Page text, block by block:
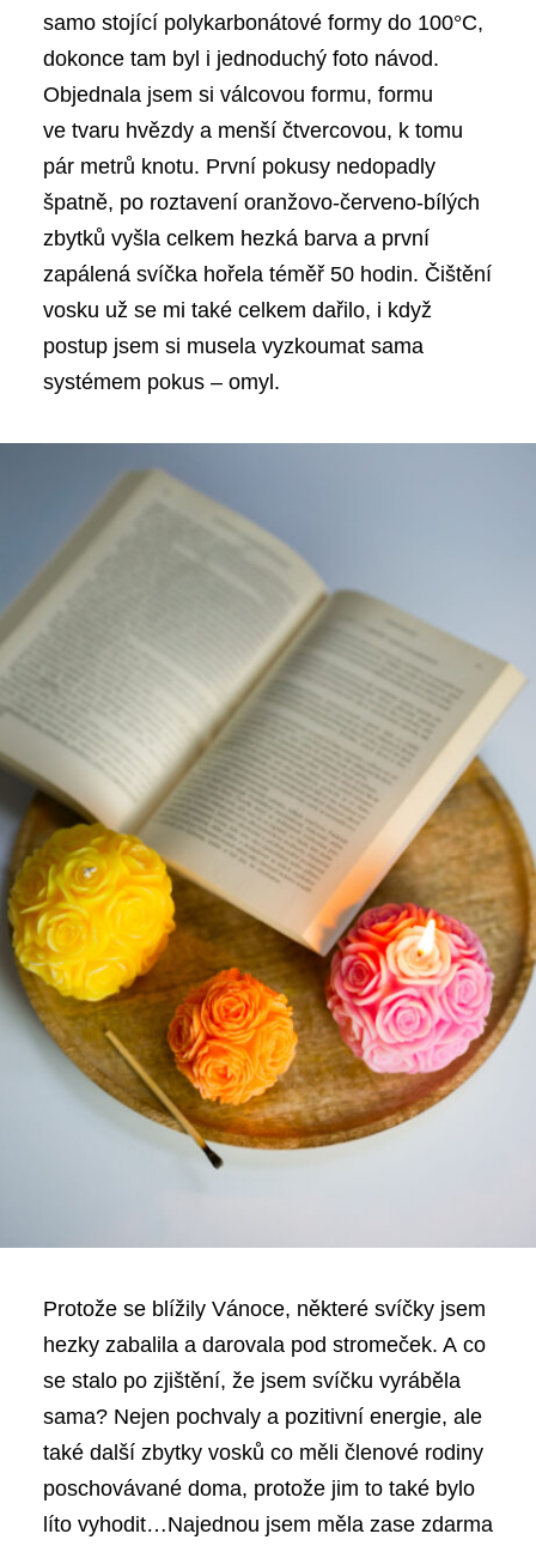
samo stojící polykarbonátové formy do 100°C,
dokonce tam byl i jednoduchý foto návod.
Objednala jsem si válcovou formu, formu
ve tvaru hvězdy a menší čtvercovou, k tomu
pár metrů knotu. První pokusy nedopadly
špatně, po roztavení oranžovo-červeno-bílých
zbytků vyšla celkem hezká barva a první
zapálená svíčka hořela téměř 50 hodin. Čištění
vosku už se mi také celkem dařilo, i když
postup jsem si musela vyzkoumat sama
systémem pokus – omyl.
Protože se blížily Vánoce, některé svíčky jsem
hezky zabalila a darovala pod stromeček. A co
se stalo po zjištění, že jsem svíčku vyráběla
sama? Nejen pochvaly a pozitivní energie, ale
také další zbytky vosků co měli členové rodiny
poschovávané doma, protože jim to také bylo
líto vyhodit…Najednou jsem měla zase zdarma